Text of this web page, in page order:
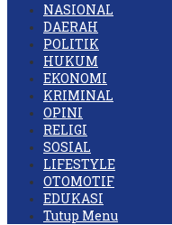
NASIONAL
DAERAH
POLITIK
HUKUM
EKONOMI
KRIMINAL
OPINI
RELIGI
SOSIAL
LIFESTYLE
OTOMOTIF
EDUKASI
Tutup Menu